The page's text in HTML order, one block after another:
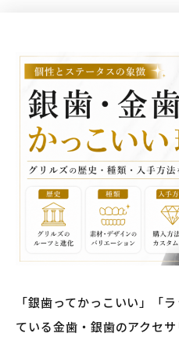
「銀歯ってかっこいい」「
ている金歯・銀歯のアクセ